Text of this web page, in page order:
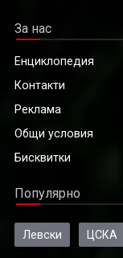
За нас
Енциклопедия
Контакти
Реклама
Общи условия
Бисквитки
Популярно
Левски ЦСКА